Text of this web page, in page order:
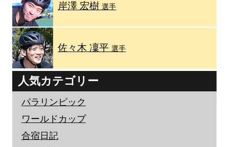
岸澤 宏樹選手
佐々木 凜平選手
人気カテゴリー
パラリンピック
ワールドカップ
合宿日記